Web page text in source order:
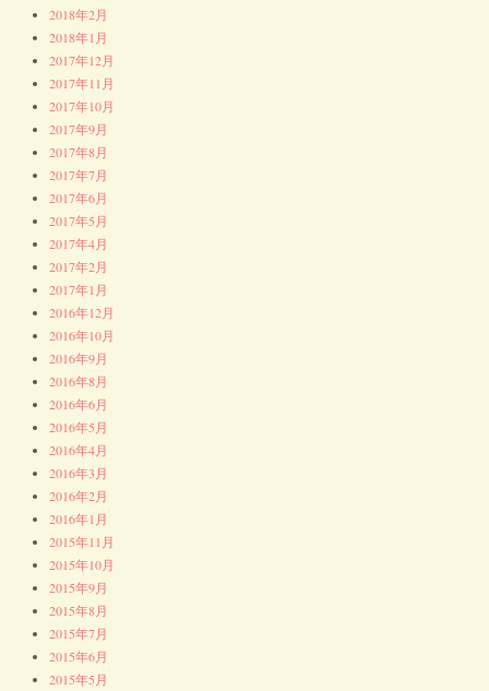
2018年2月
2018年1月
2017年12月
2017年11月
2017年10月
2017年9月
2017年8月
2017年7月
2017年6月
2017年5月
2017年4月
2017年2月
2017年1月
2016年12月
2016年10月
2016年9月
2016年8月
2016年6月
2016年5月
2016年4月
2016年3月
2016年2月
2016年1月
2015年11月
2015年10月
2015年9月
2015年8月
2015年7月
2015年6月
2015年5月